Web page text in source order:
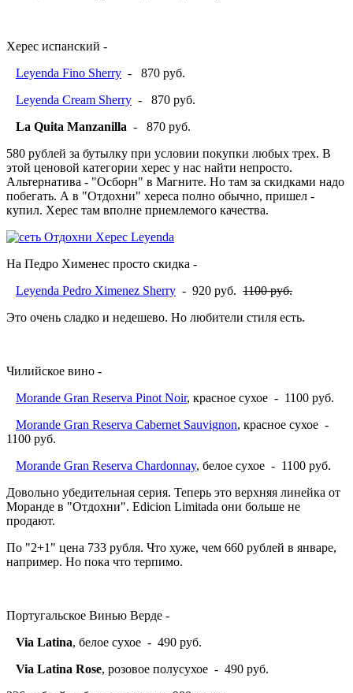
Херес испанский -
Leyenda Fino Sherry - 870 руб.
Leyenda Cream Sherry - 870 руб.
La Quita Manzanilla - 870 руб.
580 рублей за бутылку при условии покупки любых трех. В
этой ценовой категории херес у нас найти непросто.
Альтернатива - "Осборн" в Магните. Но там за скидками надо
побегать. А в "Отдохни" хереса полно обычно, пришел -
купил. Херес там вполне приемлемого качества.
На Педро Хименес просто скидка -
Leyenda Pedro Ximenez Sherry - 920 руб. 1100 руб.
Это очень сладко и недешево. Но любители стиля есть.
Чилийское вино -
Morande Gran Reserva Pinot Noir, красное сухое - 1100 руб.
Morande Gran Reserva Cabernet Sauvignon, красное сухое -
1100 руб.
Morande Gran Reserva Chardonnay, белое сухое - 1100 руб.
Довольно убедительная серия. Теперь это верхняя линейка от
Моранде в "Отдохни". Edicion Limitada они больше не
продают.
По "2+1" цена 733 рубля. Что хуже, чем 660 рублей в январе,
например. Но пока что терпимо.
Португальское Винью Верде -
Via Latina, белое сухое - 490 руб.
Via Latina Rose, розовое полусухое - 490 руб.